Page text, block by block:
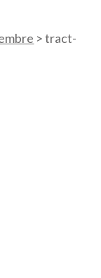
>tract-